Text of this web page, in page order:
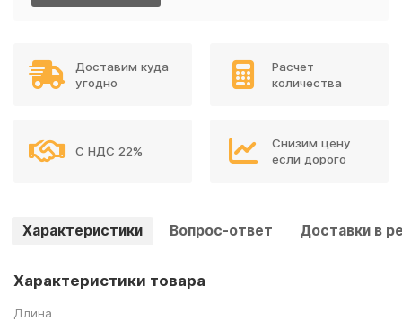
Доставим куда
угодно
Расчет
количества
С НДС 22%
Снизим цену
если дорого
Характеристики Вопрос-ответ Доставки в
Характеристики товара
Длина